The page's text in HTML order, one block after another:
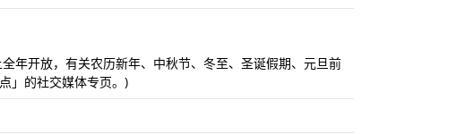
年开放，有关农历新年、中秋节、冬至、圣诞假期、元旦前
」的社交媒体专页。)